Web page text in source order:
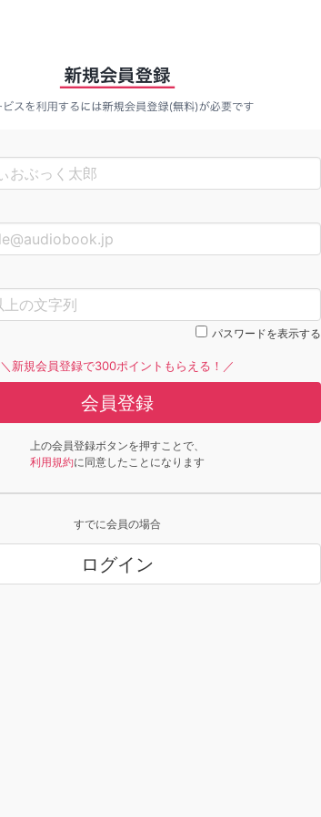
パスワードを表示する
＼新規会員登録で300ポイントもらえる！／
会員登録
上の会員登録ボタンを押すことで、
利用規約に同意したことになります
すでに会員の場合
ログイン